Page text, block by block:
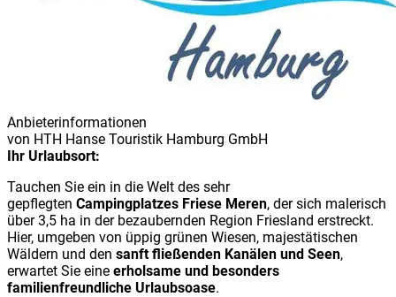
Anbieterinformationen
von HTH Hanse Touristik Hamburg GmbH
Ihr Urlaubsort:
Tauchen Sie ein in die Welt des sehr
gepflegten Campingplatzes Friese Meren, der sich malerisch
über 3,5 ha in der bezaubernden Region Friesland erstreckt.
Hier, umgeben von üppig grünen Wiesen, majestätischen
Wäldern und den sanft fließenden Kanälen und Seen,
erwartet Sie eine erholsame und besonders
familienfreundliche Urlaubsoase.